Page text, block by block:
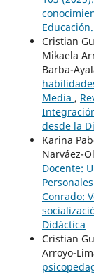
Educación.
Cristian
Mikaela
Barba-
Media ,
desde la
Karina
Narváez-
Docente:
Conrado:
Didáctica
Cristian
Arroyo-